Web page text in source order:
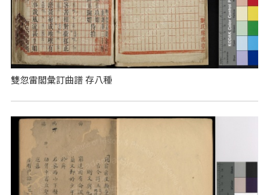
雙忽雷閣彙訂曲譜 存八種